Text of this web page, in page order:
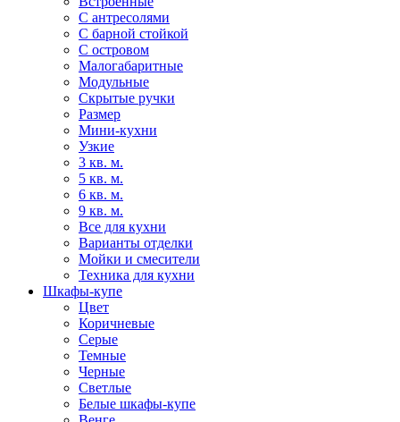
С антресолями
С барной стойкой
С островом
Малогабаритные
Модульные
Скрытые ручки
Размер
Мини-кухни
Узкие
3 кв. м.
5 кв. м.
6 кв. м.
9 кв. м.
Все для кухни
Варианты отделки
Мойки и смесители
Техника для кухни
Шкафы-купе
Цвет
Коричневые
Серые
Темные
Черные
Светлые
Белые шкафы-купе